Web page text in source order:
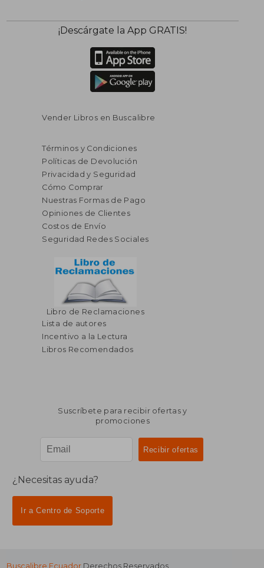
¡Descárgate la App GRATIS!
Vender Libros en Buscalibre
Términos y Condiciones
Políticas de Devolución
Privacidad y Seguridad
Cómo Comprar
Nuestras Formas de Pago
Opiniones de Clientes
Costos de Envío
Seguridad Redes Sociales
Libro de Reclamaciones
Lista de autores
Incentivo a la Lectura
Libros Recomendados
Suscríbete para recibir ofertas y
promociones
¿Necesitas ayuda?
Ir a Centro de Soporte
Buscalibre Ecuador Derechos Reservados.